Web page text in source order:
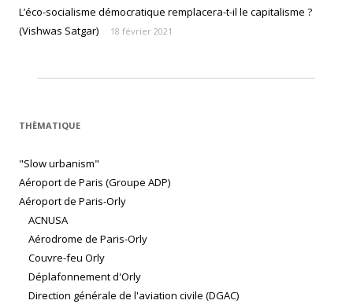
L’éco-socialisme démocratique remplacera-t-il le capitalisme ?
(Vishwas Satgar)
18 février 2021
THÈMATIQUE
"Slow urbanism"
Aéroport de Paris (Groupe ADP)
Aéroport de Paris-Orly
ACNUSA
Aérodrome de Paris-Orly
Couvre-feu Orly
Déplafonnement d'Orly
Direction générale de l'aviation civile (DGAC)